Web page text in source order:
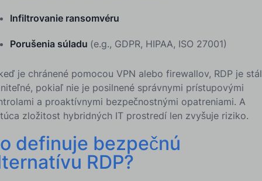
Infiltrovanie ransomvéru
Porušenia súladu (e.g., GDPR, HIPAA, ISO 27001)
je chránené pomocou VPN alebo firewallov, RDP je
pokiaľ nie je posilnené správnymi prístupovými
a proaktívnymi bezpečnostnými opatreniami. A
zložitost hybridných IT prostredí len zvyšuje riziko.
definuje bezpečnú
RDP?